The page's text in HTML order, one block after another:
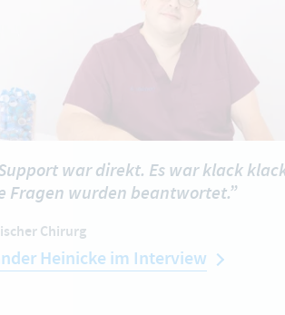
war direkt. Es war klack
Fragen wurden beantwortet.”
Chirurg
Heinicke im Interview